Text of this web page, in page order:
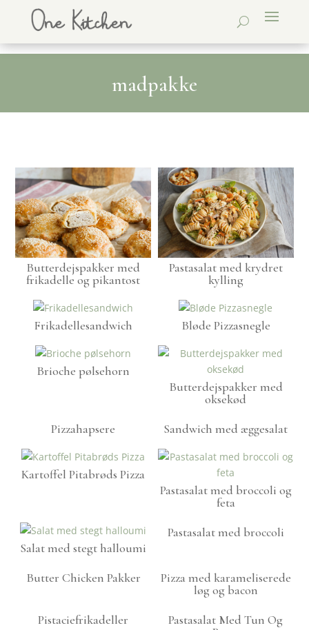
madpakke
Butterdejspakker med
frikadelle og pikantost
Pastasalat med krydret
kylling
Frikadellesandwich Bløde Pizzasnegle
Brioche pølsehorn
Butterdejspakker med
oksekød
Pizzahapsere
Sandwich med æggesalat
Kartoffel Pitabrøds Pizza
Pastasalat med broccoli og
feta
Salat med stegt halloumi
Pastasalat med broccoli
Butter Chicken Pakker
Pizza med karameliserede
løg og bacon
Pistaciefrikadeller
Pastasalat Med Tun Og